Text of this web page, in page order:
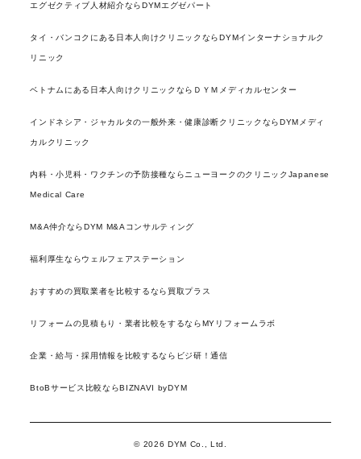
エグゼクティブ人材紹介ならDYMエグゼパート
タイ・バンコクにある日本人向けクリニックならDYMインターナショナルク
リニック
ベトナムにある日本人向けクリニックならＤＹＭメディカルセンター
インドネシア・ジャカルタの一般外来・健康診断クリニックならDYMメディ
カルクリニック
内科・小児科・ワクチンの予防接種ならニューヨークのクリニックJapanese
Medical Care
M&A仲介ならDYM M&Aコンサルティング
福利厚生ならウェルフェアステーション
おすすめの買取業者を比較するなら買取プラス
リフォームの見積もり・業者比較をするならMYリフォームラボ
企業・給与・採用情報を比較するならビジ研！通信
BtoBサービス比較ならBIZNAVI byDYM
© 2026 DYM Co., Ltd.